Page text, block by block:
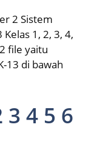
2 Sistem
1, 2, 3, 4,
file yaitu
13 di bawah
4 5 6